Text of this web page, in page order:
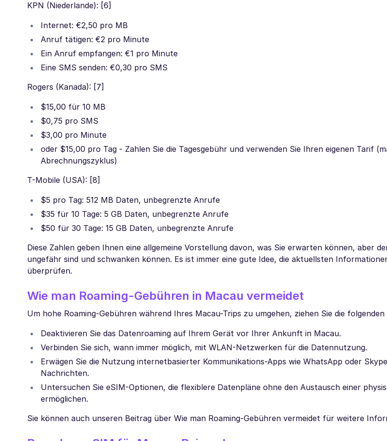
KPN (Niederlande): [6]
Internet: €2,50 pro MB
Anruf tätigen: €2 pro Minute
Ein Anruf empfangen: €1 pro Minute
Eine SMS senden: €0,30 pro SMS
Rogers (Kanada): [7]
$15,00 für 10 MB
$0,75 pro SMS
$3,00 pro Minute
oder $15,00 pro Tag - Zahlen Sie die Tagesgebühr und verwenden Sie Ihren eigenen Tarif
Abrechnungszyklus)
T-Mobile (USA): [8]
$5 pro Tag: 512 MB Daten, unbegrenzte Anrufe
$35 für 10 Tage: 5 GB Daten, unbegrenzte Anrufe
$50 für 30 Tage: 15 GB Daten, unbegrenzte Anrufe
Diese Zahlen geben Ihnen eine allgemeine Vorstellung davon, was Sie erwarten können, aber
ungefähr sind und schwanken können. Es ist immer eine gute Idee, die aktuellsten
überprüfen.
Wie man Roaming-Gebühren in Macau vermeidet
Um hohe Roaming-Gebühren während Ihres Macau-Trips zu umgehen, ziehen Sie die
Deaktivieren Sie das Datenroaming auf Ihrem Gerät vor Ihrer Ankunft in Macau.
Verbinden Sie sich, wann immer möglich, mit WLAN-Netzwerken für die Datennutzung.
Erwägen Sie die Nutzung internetbasierter Kommunikations-Apps wie WhatsApp oder
Nachrichten.
Untersuchen Sie eSIM-Optionen, die flexiblere Datenpläne ohne den Austausch einer
ermöglichen.
Sie können auch unseren Beitrag über Wie man Roaming-Gebühren vermeidet für weitere